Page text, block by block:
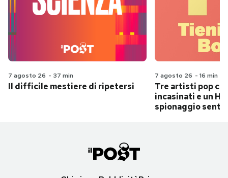
7 agosto 26 - 37 min
Il difficile mestiere di ripetersi
7 agosto 26 - 16 min
Tre artisti pop
incasinati e un
spionaggio